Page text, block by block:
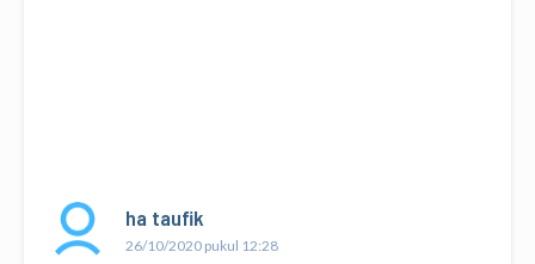
ha taufik
26/10/2020 pukul 12:28